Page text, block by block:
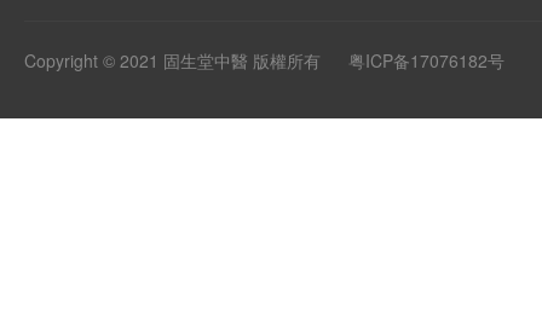
Copyright © 2021 固生堂中醫 版權所有 粤ICP备17076182号